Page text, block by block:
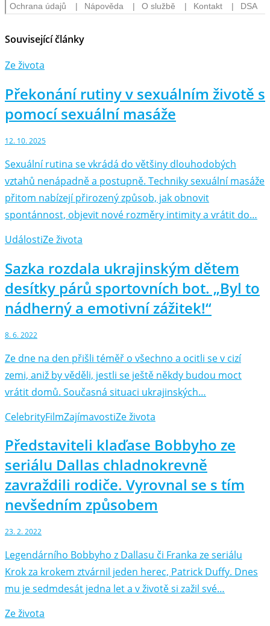
Související články
Ze života
Překonání rutiny v sexuálním životě s
pomocí sexuální masáže
12. 10. 2025
Sexuální rutina se vkrádá do většiny dlouhodobých
vztahů nenápadně a postupně. Techniky sexuální masáže
přitom nabízejí přirozený způsob, jak obnovit
spontánnost, objevit nové rozměry intimity a vrátit do…
UdálostiZe života
Sazka rozdala ukrajinským dětem
desítky párů sportovních bot. „Byl to
nádherný a emotivní zážitek!“
8. 6. 2022
Ze dne na den přišli téměř o všechno a ocitli se v cizí
zemi, aniž by věděli, jestli se ještě někdy budou moct
vrátit domů. Současná situaci ukrajinských…
CelebrityFilmZajímavostiZe života
Představiteli klaďase Bobbyho ze
seriálu Dallas chladnokrevně
zavraždili rodiče. Vyrovnal se s tím
nevšedním způsobem
23. 2. 2022
Legendárního Bobbyho z Dallasu či Franka ze seriálu
Krok za krokem ztvárnil jeden herec, Patrick Duffy. Dnes
mu je sedmdesát jedna let a v životě si zažil své…
Ze života